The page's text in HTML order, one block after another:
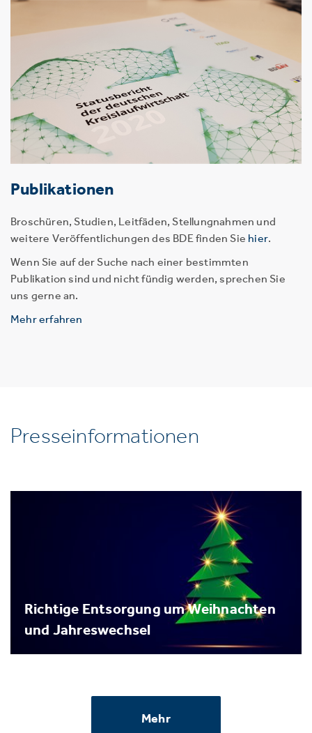
Publikationen
Broschüren, Studien, Leitfäden, Stellungnahmen und
weitere Veröffentlichungen des BDE finden Sie hier.
Wenn Sie auf der Suche nach einer bestimmten
Publikation sind und nicht fündig werden, sprechen Sie
uns gerne an.
Mehr erfahren
Presseinformationen
Richtige Entsorgung um Weihnachten
und Jahreswechsel
Mehr